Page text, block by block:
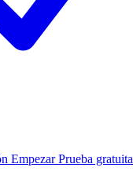
EmpezarPrueba gratuita